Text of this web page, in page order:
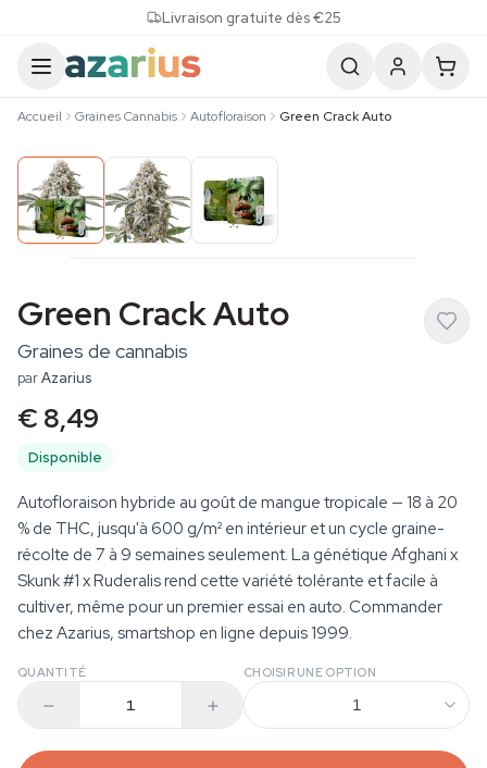
Livraison gratuite dès €25
Accueil Graines Cannabis Autofloraison Green Crack Auto
Green Crack Auto
Graines de cannabis
parAzarius
€ 8,49
Disponible
Autofloraison hybride au goût de mangue tropicale — 18 à 20
% de THC, jusqu'à 600 g/m² en intérieur et un cycle graine-
récolte de 7 à 9 semaines seulement. La génétique Afghani x
Skunk #1 x Ruderalis rend cette variété tolérante et facile à
cultiver, même pour un premier essai en auto. Commander
chez Azarius, smartshop en ligne depuis 1999.
QUANTITÉ CHOISIR UNE OPTION
1